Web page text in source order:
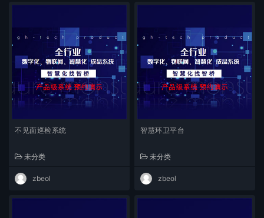
不见面巡检系统
未分类
zbeol
智慧环卫平台
未分类
zbeol